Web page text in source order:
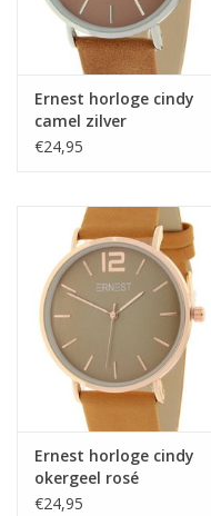
Ernest horloge cindy
camel zilver
€24,95
Ernest horloge cindy
okergeel rosé
€24,95